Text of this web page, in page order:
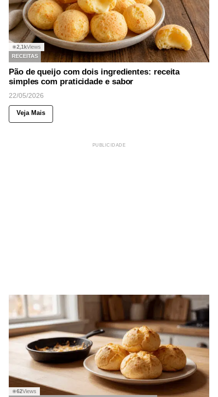
◉2,1kViews
RECEITAS
Pão de queijo com dois ingredientes: receita
simples com praticidade e sabor
22/05/2026
Veja Mais
PUBLICIDADE
◉62Views